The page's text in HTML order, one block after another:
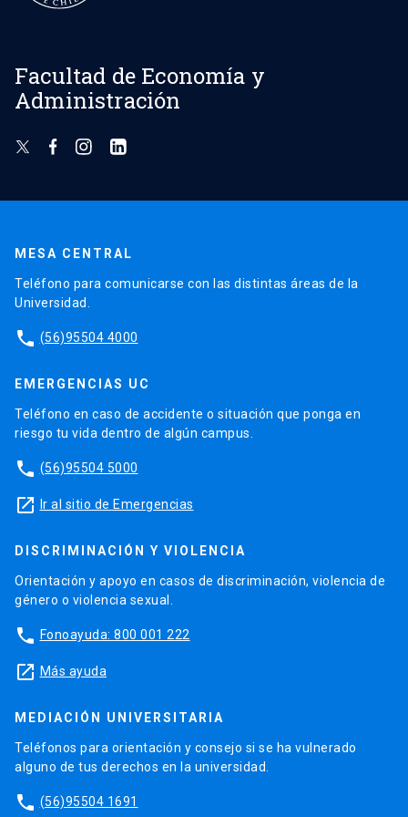
Facultad de Economía y
Administración
MESA CENTRAL
Teléfono para comunicarse con las distintas áreas de la
Universidad.
phone (56)95504 4000
EMERGENCIAS UC
Teléfono en caso de accidente o situación que ponga en
riesgo tu vida dentro de algún campus.
phone (56)95504 5000
launch Ir al sitio de Emergencias
DISCRIMINACIÓN Y VIOLENCIA
Orientación y apoyo en casos de discriminación, violencia de
género o violencia sexual.
phone Fonoayuda: 800 001 222
launch Más ayuda
MEDIACIÓN UNIVERSITARIA
Teléfonos para orientación y consejo si se ha vulnerado
alguno de tus derechos en la universidad.
phone (56)95504 1691